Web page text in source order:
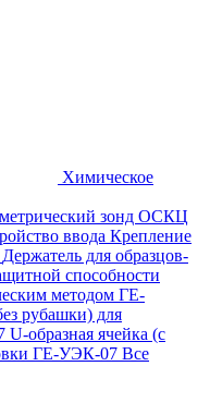
Химическое
зонд ОСКЦ
ввода Крепление
Держатель для образцов-
способности
методом ГЕ-
рубашки) для
U-образная ячейка (с
ГЕ-УЭК-07 Все